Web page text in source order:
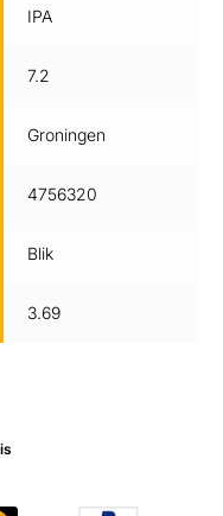
IPA
7.2
Groningen
4756320
Blik
3.69